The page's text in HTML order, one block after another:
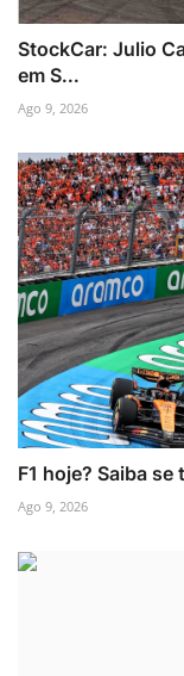
StockCar: Julio
em S...
Ago 9, 2026
F1 hoje? Saiba
Ago 9, 2026